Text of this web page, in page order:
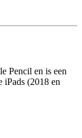
Pencil en is een
(2018 en